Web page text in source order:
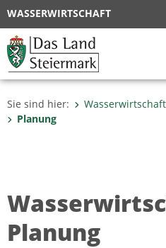
WASSERWIRTSCHAFT
Sie sind hier: Wasserwirtschaft
Planung
Planung